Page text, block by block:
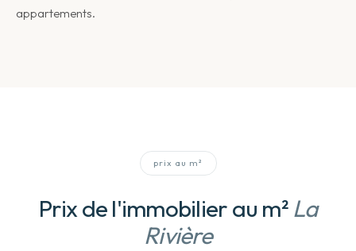
appartements.
prix au m²
Prix de l'immobilier au m²La
Rivière